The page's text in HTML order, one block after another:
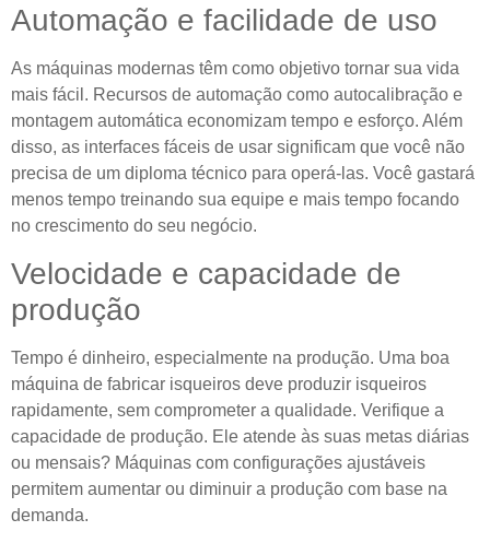
Automação e facilidade de uso
As máquinas modernas têm como objetivo tornar sua vida
mais fácil. Recursos de automação como autocalibração e
montagem automática economizam tempo e esforço. Além
disso, as interfaces fáceis de usar significam que você não
precisa de um diploma técnico para operá-las. Você gastará
menos tempo treinando sua equipe e mais tempo focando
no crescimento do seu negócio.
Velocidade e capacidade de
produção
Tempo é dinheiro, especialmente na produção. Uma boa
máquina de fabricar isqueiros deve produzir isqueiros
rapidamente, sem comprometer a qualidade. Verifique a
capacidade de produção. Ele atende às suas metas diárias
ou mensais? Máquinas com configurações ajustáveis ​​
permitem aumentar ou diminuir a produção com base na
demanda.